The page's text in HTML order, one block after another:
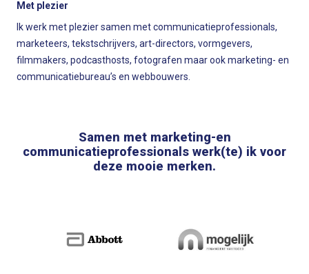
Met plezier
Ik werk met plezier samen met communicatieprofessionals,
marketeers, tekstschrijvers, art-directors, vormgevers,
filmmakers, podcasthosts, fotografen maar ook marketing- en
communicatiebureau’s en webbouwers.
Samen met marketing-en
communicatieprofessionals werk(te) ik voor
deze mooie merken.